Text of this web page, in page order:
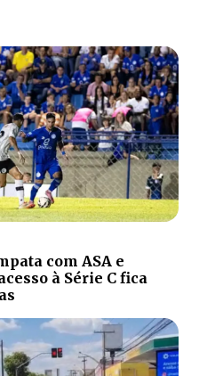
com ASA e
à Série C fica